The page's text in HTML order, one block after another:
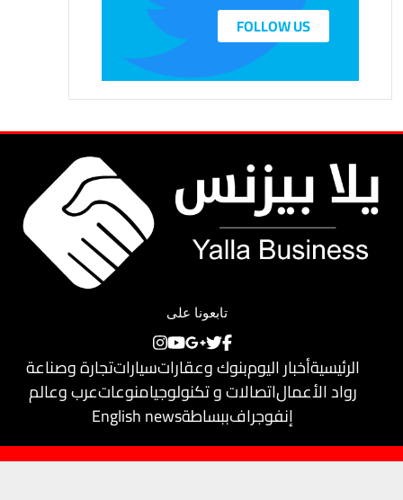
FOLLOW US
تابعونا على
الرئيسيةأخبار اليومبنوك وعقاراتسياراتتجارة وصناعة
رواد الأعمالاتصالات و تكنولوجيامنوعاتعرب وعالم
إنفوجرافببساطةEnglish news
حقوق النشر محفوظة لـيلا بيزنس© 2018